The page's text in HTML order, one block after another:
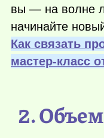
вы — на волне
начинайте
Как связать
мастер-класс
2.